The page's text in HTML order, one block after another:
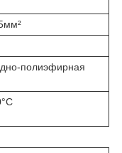
мм²
полиэфирная
°C